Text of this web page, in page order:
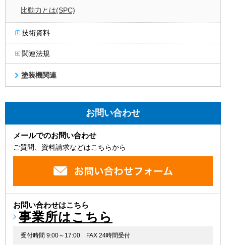
比動力とは(SPC)
技術資料
関連法規
塗装機関連
お問い合わせ
メールでのお問い合わせ
ご質問、資料請求などはこちらから
お問い合わせはこちら
事業所はこちら
受付時間 9:00～17:00 FAX 24時間受付